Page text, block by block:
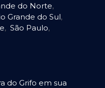
do Norte,
Grande do Sul,
, São Paulo,
do Grifo em sua